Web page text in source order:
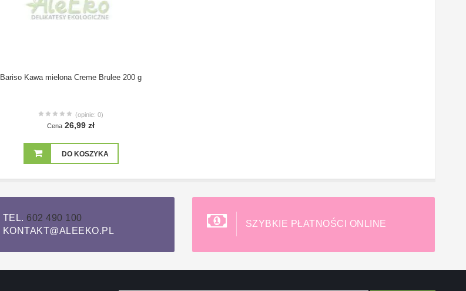
Bariso Kawa mielona Creme Brulee 200 g
(opinie: 0)
Cena 26,99 zł
DO KOSZYKA
TEL. 602 490 100
KONTAKT@ALEEKO.PL
SZYBKIE PŁATNOŚCI ONLINE